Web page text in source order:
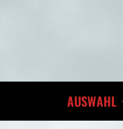
AUSWAHL